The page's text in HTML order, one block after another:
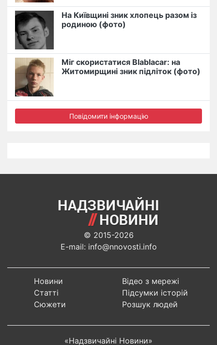
На Київщині зник хлопець разом із
родиною (фото)
Міг скористатися Blablacar: на
Житомирщині зник підліток (фото)
Повідомити інформацію
© 2015-2026
E-mail: info@nnovosti.info
Новини
Статті
Сюжети
Відео з мережі
Підсумки історій
Розшук людей
«Надзвичайні Новини»